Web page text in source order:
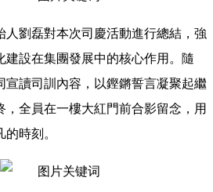
人劉磊對本次司慶活動進行總結，強
建設在集團發展中的核心作用。隨
宣讀司訓內容，以鏗鏘誓言凝聚起繼
，全員在一樓大紅門前合影留念，用
時刻。